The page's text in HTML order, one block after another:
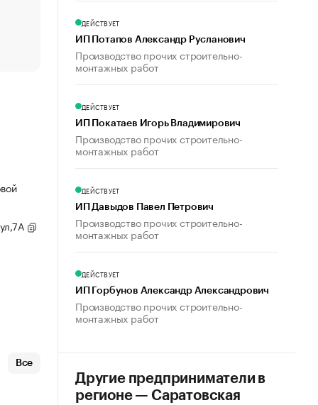
Что обвинения против Павла Дурова значат для
пользователей
Все
ДЕЙСТВУЕТ
ИП Потапов Александр Русланович
Производство прочих строительно-
монтажных работ
ДЕЙСТВУЕТ
ИП Покатаев Игорь Владимирович
Производство прочих строительно-
монтажных работ
ДЕЙСТВУЕТ
ИП Давыдов Павел Петрович
Производство прочих строительно-
монтажных работ
ДЕЙСТВУЕТ
ИП Горбунов Александр Александрович
Производство прочих строительно-
монтажных работ
Другие предприниматели в
регионе — Саратовская